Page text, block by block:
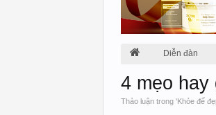
Diễn đàn
4 mẹo hay
Thảo luận trong 'Khỏe để